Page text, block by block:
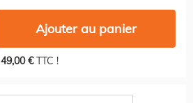
Ajouter au panier
49,00 €TTC !